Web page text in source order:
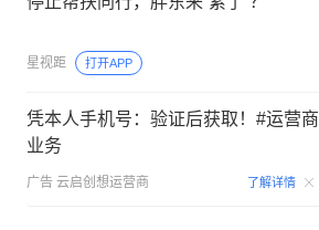
星视距 打开APP
凭本人手机号：验证后获取！#运营商
业务
广告 云启创想运营商 了解详情